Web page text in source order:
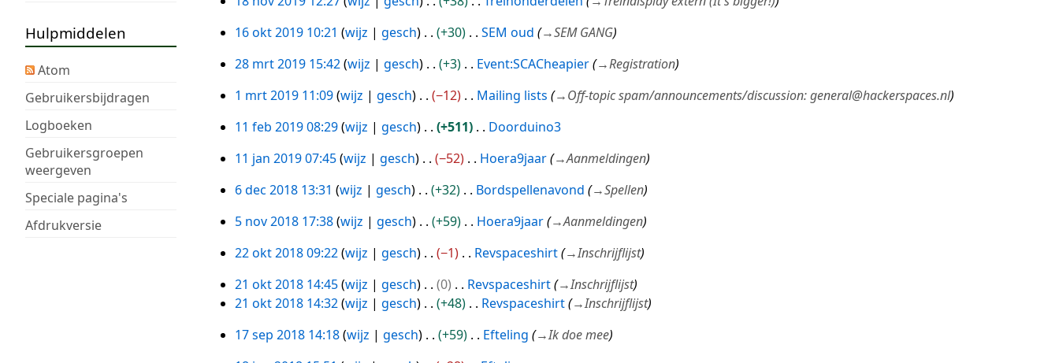
Hulpmiddelen
Atom
Gebruikersbijdragen
Logboeken
Gebruikersgroepen
weergeven
Speciale pagina's
Afdrukversie
m
e
v
t
n
s
m
e
v
t
n
s
a
m
n
a
t
i
g
e
e
r
i
g
s
a
e
n
v
t
b
w
e
k
n
g
s
m
e
n
a
e
e
b
w
e
k
n
g
s
m
e
n
18
nov
16
okt
16 okt 2019 10:21 wijz gesch +30 SEM oud →SEM GANG
28
mrt
28 mrt 2019 15:42 wijz gesch +3 Event:SCACheapier →Registration
1
mrt
1 mrt 2019 11:09 wijz gesch −12 Mailing lists →Off-topic spam/announcements/discussion: general@hackerspaces.nl
11
feb
11 feb 2019 08:29 wijz gesch +511
Doorduino3
e
e
b
w
e
r
i
11
jan
11 jan 2019 07:45 wijz gesch −52 Hoera9jaar →Aanmeldingen
6
dec
6 dec 2018 13:31 wijz gesch +32 Bordspellenavond →Spellen
5
nov
5 nov 2018 17:38 wijz gesch +59 Hoera9jaar →Aanmeldingen
22
okt
2018
22 okt 2018 09:22 wijz gesch −1 Revspaceshirt →Inschrijflijst
21
okt
2018
21 okt 2018 14:45 wijz gesch 0 Revspaceshirt →Inschrijflijst
21 okt 2018 14:32 wijz gesch +48 Revspaceshirt →Inschrijflijst
17 17 sep 2018 14:18 wijz gesch +59 Efteling →Ik doe mee